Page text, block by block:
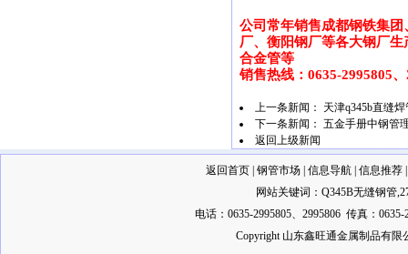
公司常年销售成都钢铁集
厂、衡阳钢厂等各大钢厂
合金管等
销售热线：0635-2995805
上一条新闻：
天津q345b直缝
下一条新闻： 五金手册中钢管
返回上级新闻
返回首页 钢管市场 信息导航 信息推荐
网站关键词： Q345B无缝钢管,
电话：0635-2995805、2995806 传真：
Copyright 山东鑫旺通金属制品有